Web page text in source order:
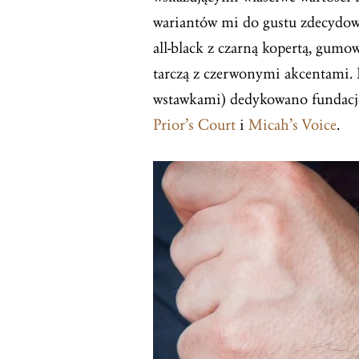
wariantów mi do gustu
all-black z czarną kopertą,
tarczą z czerwonymi
wstawkami) dedykowano
Prior’s Court i Micah’s Voice.